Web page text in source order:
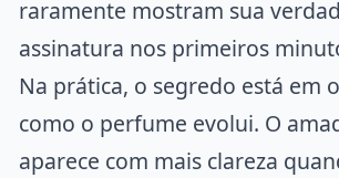
raramente mostram sua
assinatura nos primeiros
Na prática, o segredo está em
como o perfume evolui. O
aparece com mais clareza